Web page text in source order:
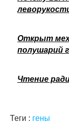
Открыт
полушарий
Чтение
Теги : гены